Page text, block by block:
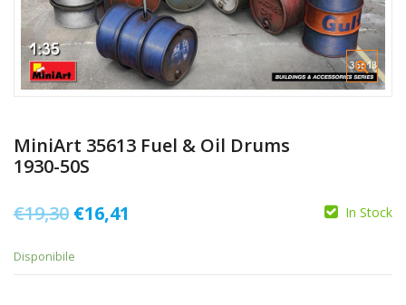
MiniArt 35613 Fuel & Oil Drums
1930-50S
€19,30 Il
€16,41 In Stock
Disponibile